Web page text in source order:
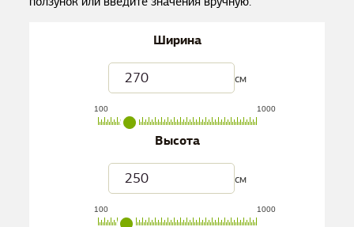
Ширина
см
100 1000
Высота
см
100 1000